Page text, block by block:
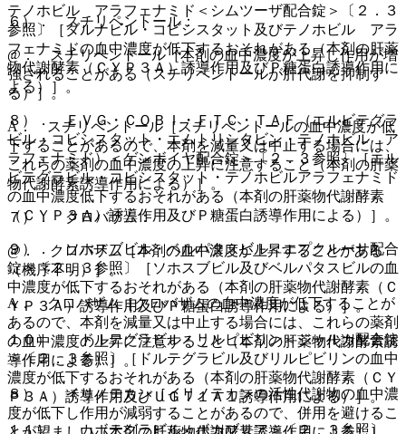
６）． スチリペントール：
@． スチリペントール［本剤の血中濃度が上昇し作用が増
強されることがある（スチリペントールが肝代謝を抑制す
る）］。
A． スチリペントール［スチリペントールの血中濃度が低
下することがあるので、本剤を減量又は中止する場合には、
これらの薬剤の血中濃度の上昇に注意すること（本剤の肝薬
物代謝酵素誘導作用による）］。
７）． クロバザム：
@． クロバザム［本剤の血中濃度が上昇することがある
（機序不明）］。
A． クロバザム［クロバザムの血中濃度が低下することが
あるので、本剤を減量又は中止する場合には、これらの薬剤
の血中濃度の上昇に注意すること（本剤の肝薬物代謝酵素誘
導作用による）］。
８）． イリノテカン［イリノテカンの活性代謝物の血中濃
度が低下し作用が減弱することがあるので、併用を避けるこ
テノホビル アラフェナミド＜シムツーザ配合錠＞〔２．３
参照〕［ダルナビル・コビシスタット及びテノホビル アラ
フェナミドの血中濃度が低下するおそれがある（本剤の肝薬
物代謝酵素（ＣＹＰ３Ａ）誘導作用及びＰ糖蛋白誘導作用に
よる）］。
８）． ＥＶＧ・ＣＯＢＩ・ＦＴＣ・ＴＡＦ（エルビテグラ
ビル・コビシスタット・エムトリシタビン・テノホビル ア
ラフェナミド）＜ゲンボイヤ配合錠＞〔２．３参照〕［エル
ビテグラビル・コビシスタット・テノホビルアラフェナミド
の血中濃度低下するおそれがある（本剤の肝薬物代謝酵素
（ＣＹＰ３Ａ）誘導作用及びＰ糖蛋白誘導作用による）］。
９）． ソホスブビル・ベルパタスビル＜エプクルーサ配合
錠＞〔２．３参照〕［ソホスブビル及びベルパタスビルの血
中濃度が低下するおそれがある（本剤の肝薬物代謝酵素（Ｃ
ＹＰ３Ａ）誘導作用及びＰ糖蛋白誘導作用による）］。
１０）． ドルテグラビル・リルピビリン＜ジャルカ配合錠
＞〔２．３参照〕［ドルテグラビル及びリルピビリンの血中
濃度が低下するおそれがある（本剤の肝薬物代謝酵素（ＣＹ
Ｐ３Ａ）誘導作用及びＵＧＴ１Ａ１誘導作用による）］。
１１）． カボテグラビル＜ボカブリア＞〔２．３参照〕